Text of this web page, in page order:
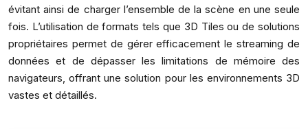
évitant ainsi de charger l’ensemble de la scène en une seule
fois. L’utilisation de formats tels que 3D Tiles ou de solutions
propriétaires permet de gérer efficacement le streaming de
données et de dépasser les limitations de mémoire des
navigateurs, offrant une solution pour les environnements 3D
vastes et détaillés.